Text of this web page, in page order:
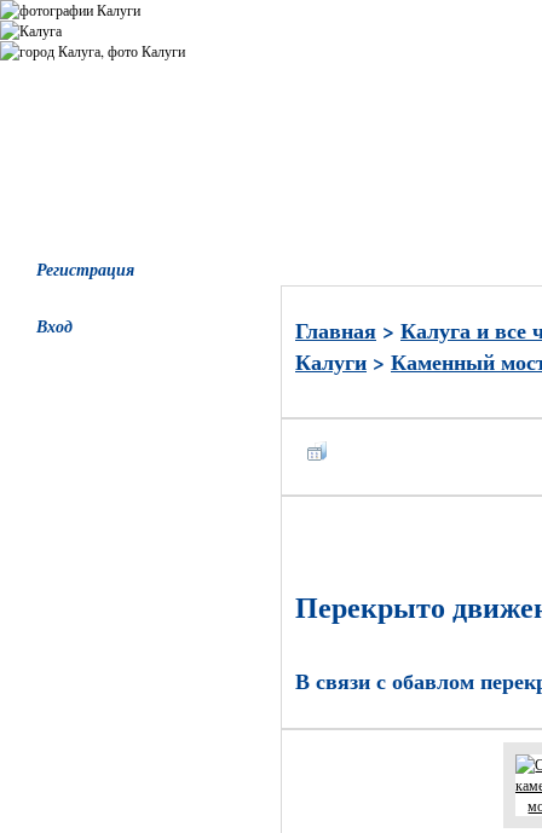
Регистрация
Вход Главная > Калуга и все
Калуги > Каменный
Перекрыто
В связи с обавлом